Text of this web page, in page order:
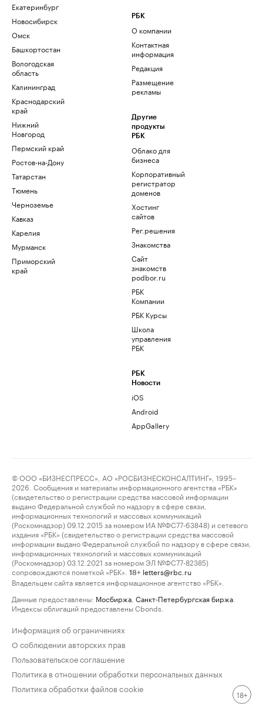
Екатеринбург
Новосибирск
Омск
Башкортостан
Вологодская
область
Калининград
Краснодарский
край
Нижний
Новгород
Пермский край
Ростов-на-Дону
Татарстан
Тюмень
Черноземье
Кавказ
Карелия
Мурманск
Приморский
край
РБК
О компании
Контактная
информация
Редакция
Размещение
рекламы
Другие
продукты
РБК
Облако для
бизнеса
Корпоративный
регистратор
доменов
Хостинг
сайтов
Рег.решения
Знакомства
Сайт
знакомств
podbor.ru
РБК
Компании
РБК Курсы
Школа
управления
РБК
РБК
Новости
iOS
Android
AppGallery
© ООО «БИЗНЕСПРЕСС», АО «РОСБИЗНЕСКОНСАЛТИНГ», 1995–
2026. Сообщения и материалы информационного агентства «РБК»
(свидетельство о регистрации средства массовой информации
выдано Федеральной службой по надзору в сфере связи,
информационных технологий и массовых коммуникаций
(Роскомнадзор) 09.12.2015 за номером ИА №ФС77-63848) и сетевого
издания «РБК» (свидетельство о регистрации средства массовой
информации выдано Федеральной службой по надзору в сфере связи,
информационных технологий и массовых коммуникаций
(Роскомнадзор) 03.12.2021 за номером ЭЛ №ФС77-82385)
сопровождаются пометкой «РБК».
18+ letters@rbc.ru
Владельцем сайта является информационное агентство «РБК».
Данные предоставлены: Мосбиржа Санкт-Петербургская биржа
Индексы облигаций предоставлены Cbonds.
Информация об ограничениях
О соблюдении авторских прав
Пользовательское соглашение
Политика в отношении обработки персональных данных
Политика обработки файлов cookie
18+